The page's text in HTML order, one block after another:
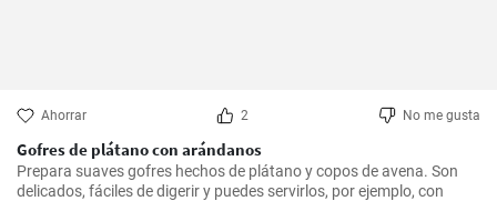
Ahorrar 2 No me gusta
Gofres de plátano con arándanos
Prepara suaves gofres hechos de plátano y copos de avena. Son
delicados, fáciles de digerir y puedes servirlos, por ejemplo, con